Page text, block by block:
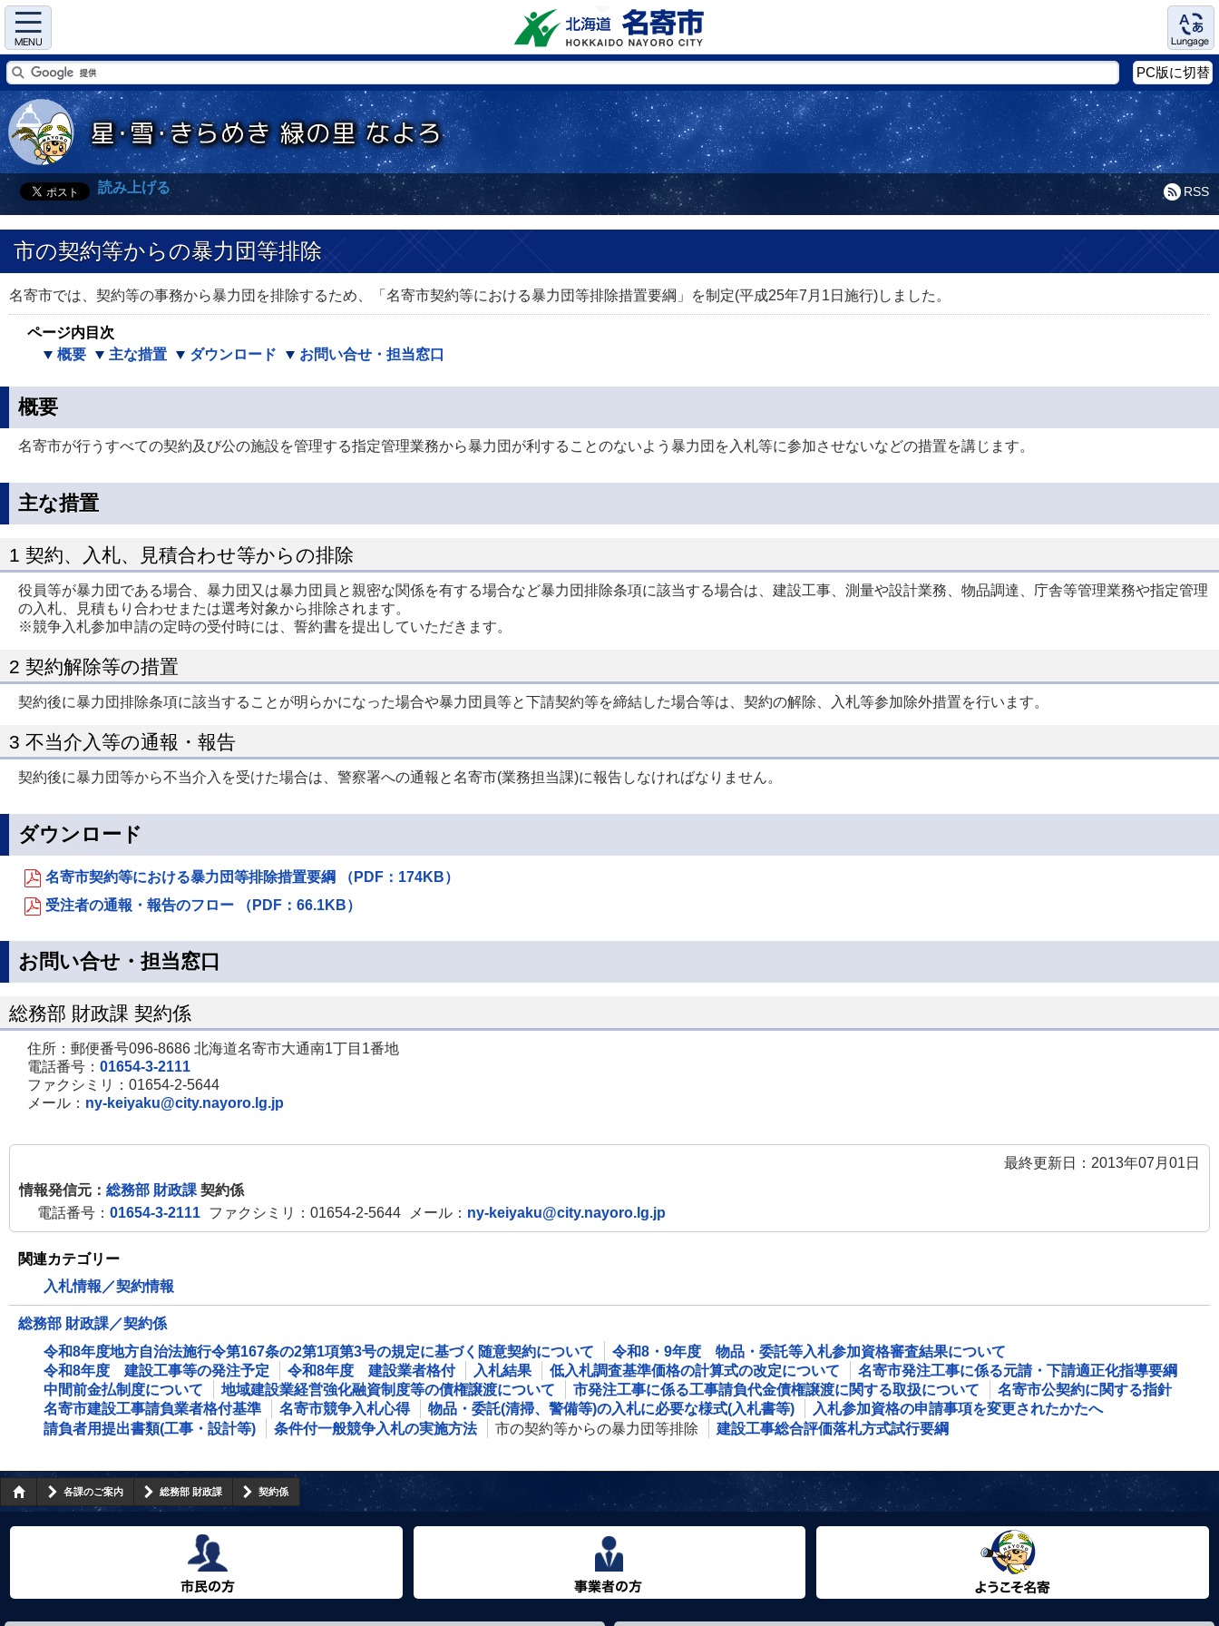
Menu Language
PC版に切替
RSS
読み上げる
市の契約等からの暴力団等排除
名寄市では、契約等の事務から暴力団を排除するため、「名寄市契約等における暴力団等排除措置要綱」を制定(平成25年7月1日施行)しました。
ページ内目次
概要
主な措置 ダウンロード お問い合せ・担当窓口
概要
名寄市が行うすべての契約及び公の施設を管理する指定管理業務から暴力団が利することのないよう暴力団を入札等に参加させないなどの措置を講じます。
主な措置
1 契約、入札、見積合わせ等からの排除
役員等が暴力団である場合、暴力団又は暴力団員と親密な関係を有する場合など暴力団排除条項に該当する場合は、建設工事、測量や設計業務、物品調達、庁舎等管理業務や指定管理
の入札、見積もり合わせまたは選考対象から排除されます。
※競争入札参加申請の定時の受付時には、誓約書を提出していただきます。
2 契約解除等の措置
契約後に暴力団排除条項に該当することが明らかになった場合や暴力団員等と下請契約等を締結した場合等は、契約の解除、入札等参加除外措置を行います。
3 不当介入等の通報・報告
契約後に暴力団等から不当介入を受けた場合は、警察署への通報と名寄市(業務担当課)に報告しなければなりません。
ダウンロード
名寄市契約等における暴力団等排除措置要綱 （PDF：174KB）
受注者の通報・報告のフロー （PDF：66.1KB）
お問い合せ・担当窓口
総務部 財政課 契約係
住所：郵便番号096-8686 北海道名寄市大通南1丁目1番地
電話番号： 01654-3-2111
ファクシミリ：01654-2-5644
メール： ny-keiyaku@city.nayoro.lg.jp
最終更新日：2013年07月01日
情報発信元： 総務部 財政課 契約係
電話番号： 01654-3-2111 ファクシミリ：01654-2-5644 メール： ny-keiyaku@city.nayoro.lg.jp
関連カテゴリー
入札情報／契約情報
総務部 財政課／契約係
令和8年度地方自治法施行令第167条の2第1項第3号の規定に基づく随意契約について
令和8・9年度 物品・委託等入札参加資格審査結果について
令和8年度 建設工事等の発注予定
令和8年度 建設業者格付 入札結果 低入札調査基準価格の計算式の改定について
名寄市発注工事に係る元請・下請適正化指導要綱
中間前金払制度について
地域建設業経営強化融資制度等の債権譲渡について 市発注工事に係る工事請負代金債権譲渡に関する取扱について
名寄市公契約に関する指針
名寄市建設工事請負業者格付基準
名寄市競争入札心得 物品・委託(清掃、警備等)の入札に必要な様式(入札書等)
入札参加資格の申請事項を変更されたかたへ
請負者用提出書類(工事・設計等)
条件付一般競争入札の実施方法 市の契約等からの暴力団等排除 建設工事総合評価落札方式試行要綱
各課のご案内 総務部 財政課 契約係